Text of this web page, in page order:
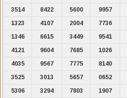
3514
8422 5600 9957
1323
4107 2004 7736
1346
6615 3449 9541
4121
9604 7685 1026
4035
9567 7775 8140
3525
3013 5657 0652
5306
3294 7803 1907